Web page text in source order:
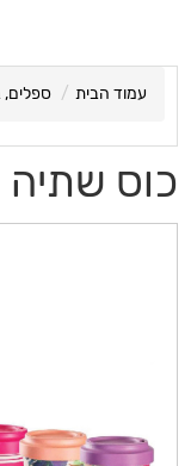
עמוד הבית ספלים,
כוס